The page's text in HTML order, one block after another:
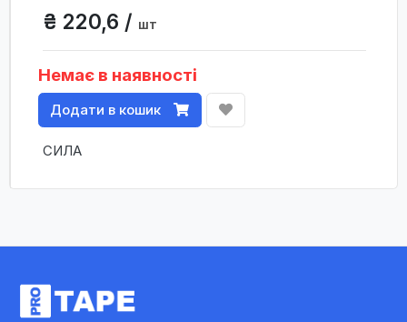
₴ 220,6 / шт
Немає в наявності
Додати в кошик
СИЛА